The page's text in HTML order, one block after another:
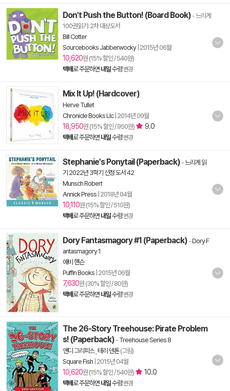
Don't Push the Button! (Board Book) - 느리게
100권읽기: 2차 대상도서
Bill Cotter
Sourcebooks Jabberwocky| 2015년 06월
10,620원 (15% 할인 / 540원)
택배로 주문하면 내일수령 변경
Mix It Up! (Hardcover)
Herve Tullet
Chronicle Books Llc| 2014년 09월
18,950원 (15% 할인 / 950원) 9.0
택배로 주문하면 내일수령 변경
Stephanie's Ponytail (Paperback) -느리게 읽
기 2022년 3학기 선정 도서 42
Munsch Robert
Annick Press 2018년 04월
10,110원 (15% 할인 / 510원)
택배로 주문하면 내일수령 변경
Dory Fantasmagory #1 (Paperback) -Dory F
antasmagory 1
애비 핸슨
Puffin Books 2015년 06월
7,630원 (30% 할인 / 80원)
택배로 주문하면 내일수령 변경
The 26-Story Treehouse: Pirate Problem
s! (Paperback) - Treehouse Series 8
앤디 그리피스, 테리 덴톤(그림)
Square Fish 2015년 04월
10,620원 (15% 할인 / 540원) 10.0
택배로 주문하면 내일수령 변경